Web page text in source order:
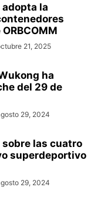
adopta la
21, 2025
ha
del 29 de
29, 2024
las cuatro
superdeportivo
29, 2024